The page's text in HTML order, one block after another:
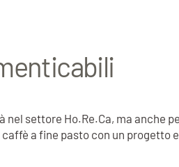
settore Ho.Re.Ca, ma anche
a fine pasto con un progetto